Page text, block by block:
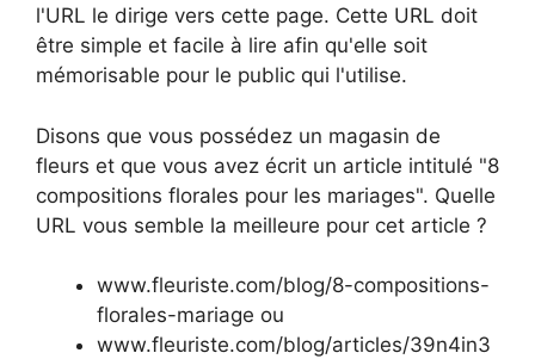
l'URL le dirige vers cette page. Cette URL doit
être simple et facile à lire afin qu'elle soit
mémorisable pour le public qui l'utilise.
Disons que vous possédez un magasin de
fleurs et que vous avez écrit un article intitulé "8
compositions florales pour les mariages". Quelle
URL vous semble la meilleure pour cet article ?
www.fleuriste.com/blog/8-compositions-
florales-mariage ou
www.fleuriste.com/blog/articles/39n4in3